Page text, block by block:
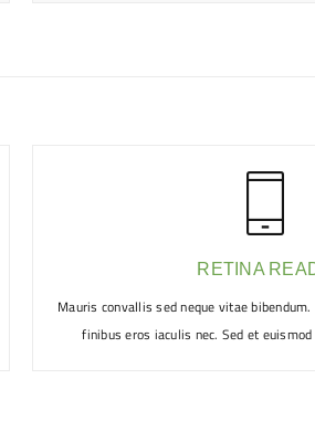
RETINA
Mauris convallis sed neque vitae
finibus eros iaculis nec. Sed et